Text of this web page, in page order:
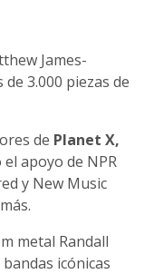
James-
3.000 piezas de
de Planet X,
apoyo de NPR
y New Music
metal Randall
icónicas